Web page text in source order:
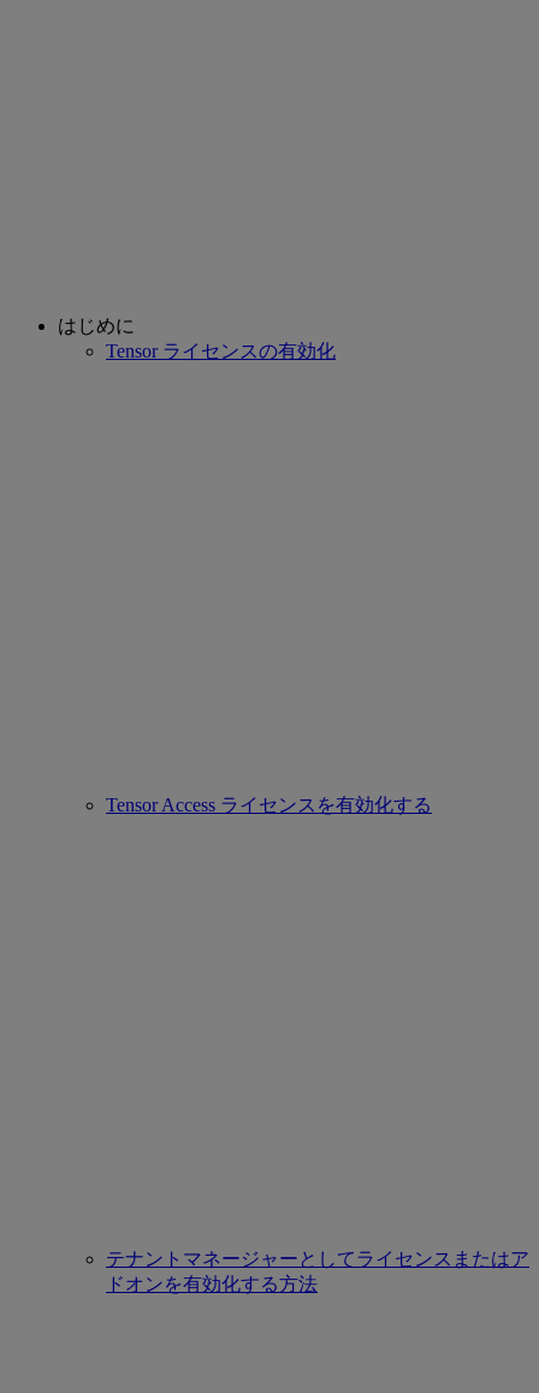
はじめに
Tensor ライセンスの有効化
Tensor Access ライセンスを有効化する
テナントマネージャーとしてライセンスまたはア
ドオンを有効化する方法